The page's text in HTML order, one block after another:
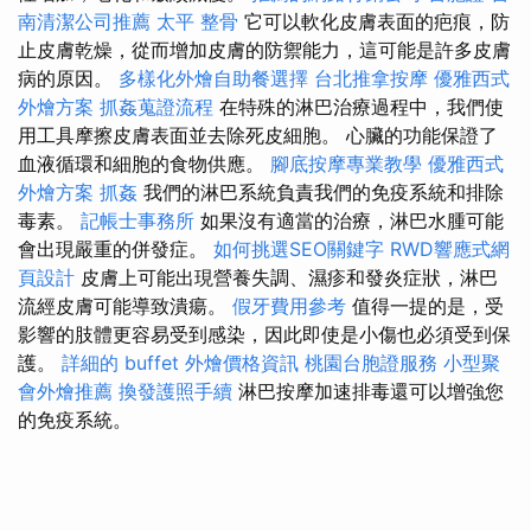
南清潔公司推薦 太平 整骨 它可以軟化皮膚表面的疤痕，防
止皮膚乾燥，從而增加皮膚的防禦能力，這可能是許多皮膚
病的原因。 多樣化外燴自助餐選擇 台北推拿按摩 優雅西式
外燴方案 抓姦蒐證流程 在特殊的淋巴治療過程中，我們使
用工具摩擦皮膚表面並去除死皮細胞。 心臟的功能保證了
血液循環和細胞的食物供應。 腳底按摩專業教學 優雅西式
外燴方案 抓姦 我們的淋巴系統負責我們的免疫系統和排除
毒素。 記帳士事務所 如果沒有適當的治療，淋巴水腫可能
會出現嚴重的併發症。 如何挑選SEO關鍵字 RWD響應式網
頁設計 皮膚上可能出現營養失調、濕疹和發炎症狀，淋巴
流經皮膚可能導致潰瘍。 假牙費用參考 值得一提的是，受
影響的肢體更容易受到感染，因此即使是小傷也必須受到保
護。 詳細的 buffet 外燴價格資訊 桃園台胞證服務 小型聚
會外燴推薦 換發護照手續 淋巴按摩加速排毒還可以增強您
的免疫系統。